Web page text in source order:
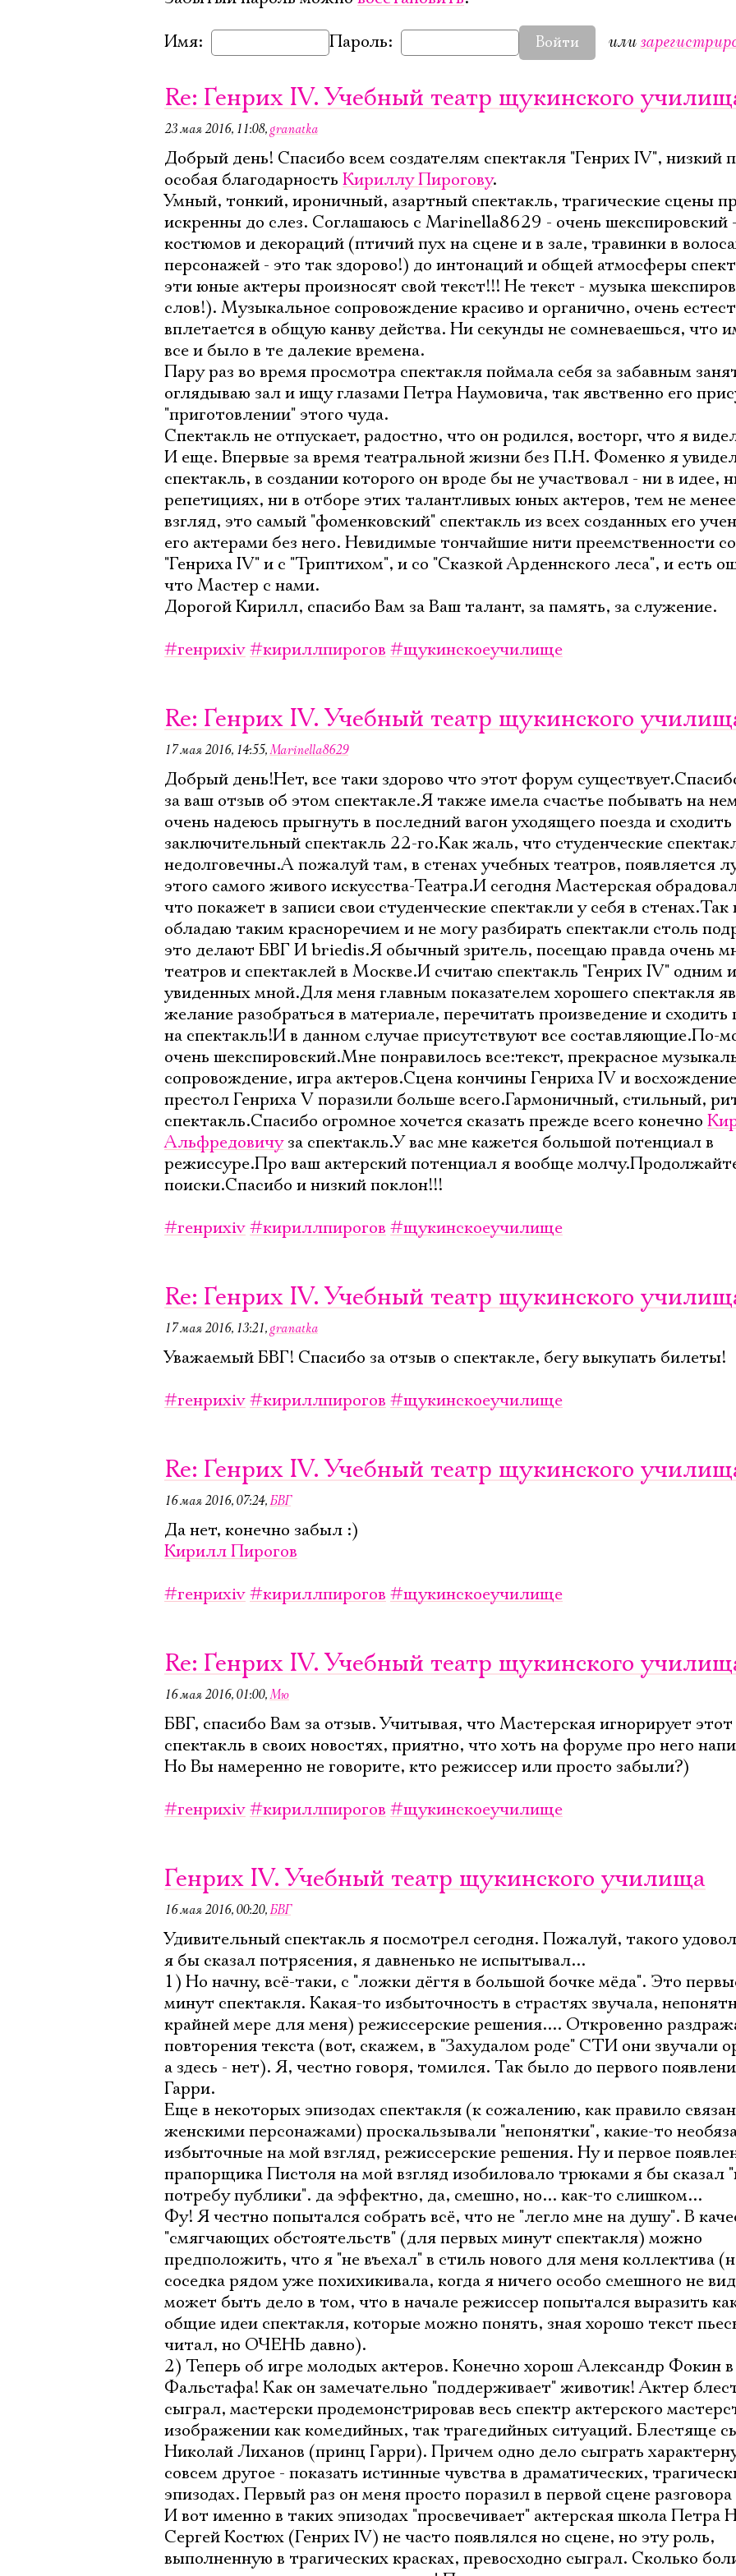
Имя: Пароль: Войти или
Re: Генрих IV. Учебный театр щукинского
23 мая 2016, 11:08,granatka
Добрый день! Спасибо всем создателям спектакля "Генрих IV", низкий
особая благодарность Кириллу Пирогову.
Умный, тонкий, ироничный, азартный спектакль, трагические сцены
искренны до слез. Соглашаюсь с Marinella8629 - очень шекспировский
костюмов и декораций (птичий пух на сцене и в зале, травинки в
персонажей - это так здорово!) до интонаций и общей атмосферы
эти юные актеры произносят свой текст!!! Не текст - музыка
слов!). Музыкальное сопровождение красиво и органично, очень
вплетается в общую канву действа. Ни секунды не сомневаешься, что
все и было в те далекие времена.
Пару раз во время просмотра спектакля поймала себя за забавным
оглядываю зал и ищу глазами Петра Наумовича, так явственно его
"приготовлении" этого чуда.
Спектакль не отпускает, радостно, что он родился, восторг, что я
И еще. Впервые за время театральной жизни без П.Н. Фоменко я
спектакль, в создании которого он вроде бы не участвовал - ни в идее,
репетициях, ни в отборе этих талантливых юных актеров, тем не
взгляд, это самый "фоменковский" спектакль из всех созданных его
его актерами без него. Невидимые тончайшие нити преемственности
"Генриха IV" и с "Триптихом", и со "Сказкой Арденнского леса", и есть
что Мастер с нами.
Дорогой Кирилл, спасибо Вам за Ваш талант, за память, за служение.
#генрихiv#кириллпирогов #щукинскоеучилище
Re: Генрих IV. Учебный театр щукинского
17 мая 2016, 14:55,Marinella8629
Добрый день!Нет, все таки здорово что этот форум
за ваш отзыв об этом спектакле.Я также имела счастье побывать на
очень надеюсь прыгнуть в последний вагон уходящего поезда и сходить
заключительный спектакль 22-го.Как жаль, что студенческие
недолговечны.А пожалуй там, в стенах учебных театров, появляется
этого самого живого искусства-Театра.И сегодня Мастерская
что покажет в записи свои студенческие спектакли у себя в стенах.Так
обладаю таким красноречием и не могу разбирать спектакли столь
это делают БВГ И briedis.Я обычный зритель, посещаю правда очень
театров и спектаклей в Москве.И считаю спектакль "Генрих IV" одним
увиденных мной.Для меня главным показателем хорошего спектакля
желание разобраться в материале, перечитать произведение и сходить
на спектакль!И в данном случае присутствуют все составляющие.По-
очень шекспировский.Мне понравилось все:текст, прекрасное
сопровождение, игра актеров.Сцена кончины Генриха IV и
престол Генриха V поразили больше всего.Гармоничный, стильный,
спектакль.Спасибо огромное хочется сказать прежде всего конечно
Альфредовичуза спектакль.У вас мне кажется большой потенциал в
режиссуре.Про ваш актерский потенциал я вообще
поиски.Спасибо и низкий поклон!!!
#генрихiv#кириллпирогов #щукинскоеучилище
Re: Генрих IV. Учебный театр щукинского
17 мая 2016, 13:21,granatka
Уважаемый БВГ! Спасибо за отзыв о спектакле, бегу выкупать билеты!
#генрихiv#кириллпирогов #щукинскоеучилище
Re: Генрих IV. Учебный театр щукинского
16 мая 2016, 07:24,БВГ
Да нет, конечно забыл :)
Кирилл Пирогов
#генрихiv#кириллпирогов #щукинскоеучилище
Re: Генрих IV. Учебный театр щукинского
16 мая 2016, 01:00,Мю
БВГ, спасибо Вам за отзыв. Учитывая, что Мастерская игнорирует этот
спектакль в своих новостях, приятно, что хоть на форуме про него
Но Вы намеренно не говорите, кто режиссер или просто забыли?)
#генрихiv#кириллпирогов #щукинскоеучилище
Генрих IV. Учебный театр щукинского училища
16 мая 2016, 00:20,БВГ
Удивительный спектакль я посмотрел сегодня. Пожалуй, такого
я бы сказал потрясения, я давненько не испытывал...
1) Но начну, всё-таки, с "ложки дёгтя в большой бочке мёда". Это
минут спектакля. Какая-то избыточность в страстях звучала,
крайней мере для меня) режиссерские решения.... Откровенно
повторения текста (вот, скажем, в "Захудалом роде" СТИ они звучали
а здесь - нет). Я, честно говоря, томился. Так было до первого
Гарри.
Еще в некоторых эпизодах спектакля (к сожалению, как правило
женскими персонажами) проскальзывали "непонятки", какие-то
избыточные на мой взгляд, режиссерские решения. Ну и первое
прапорщика Пистоля на мой взгляд изобиловало трюками я бы сказал
потребу публики". да эффектно, да, смешно, но... как-то слишком...
Фу! Я честно попытался собрать всё, что не "легло мне на душу". В
"смягчающих обстоятельств" (для первых минут спектакля) можно
предположить, что я "не въехал" в стиль нового для меня коллектива
соседка рядом уже похихикивала, когда я ничего особо смешного не
может быть дело в том, что в начале режиссер попытался выразить
общие идеи спектакля, которые можно понять, зная хорошо текст
читал, но ОЧЕНЬ давно).
2) Теперь об игре молодых актеров. Конечно хорош Александр Фокин
Фальстафа! Как он замечательно "поддерживает" животик! Актер
сыграл, мастерски продемонстрировав весь спектр актерского
изображении как комедийных, так трагедийных ситуаций. Блестяще
Николай Лиханов (принц Гарри). Причем одно дело сыграть
совсем другое - показать истинные чувства в драматических,
эпизодах. Первый раз он меня просто поразил в первой сцене
И вот именно в таких эпизодах "просвечивает" актерская школа Петра
Сергей Костюх (Генрих IV) не часто появлялся но сцене, но эту роль,
выполненную в трагических красках, превосходно сыграл. Сколько
Электропочта
Имя